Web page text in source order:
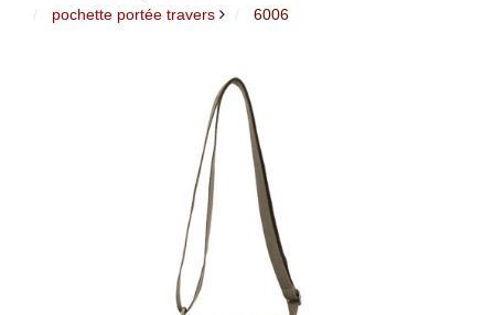
pochette portée travers
6006